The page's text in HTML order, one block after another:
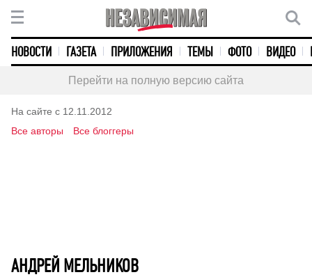
НОВОСТИ ГАЗЕТА ПРИЛОЖЕНИЯ ТЕМЫ ФОТО ВИДЕО
Перейти на полную версию сайта
На сайте с 12.11.2012
Все авторы
Все блоггеры
АНДРЕЙ МЕЛЬНИКОВ